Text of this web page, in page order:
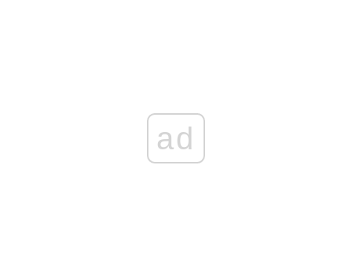
ad